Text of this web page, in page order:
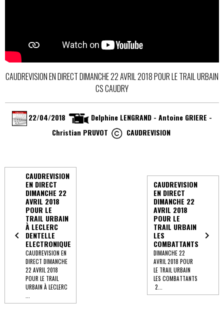
CAUDREVISION EN DIRECT DIMANCHE 22 AVRIL 2018 POUR LE TRAIL URBAIN
CS CAUDRY
22/04/2018
Delphine LENGRAND - Antoine GRIERE -
Christian PRUVO​T
CAUDREVISION
CAUDREVISION
EN DIRECT
DIMANCHE 22
AVRIL 2018
POUR LE
TRAIL URBAIN
À LECLERC
DENTELLE
ELECTRONIQUE
CAUDREVISION EN
DIRECT DIMANCHE
22 AVRIL 2018
POUR LE TRAIL
URBAIN À LECLERC
...
CAUDREVISION
EN DIRECT
DIMANCHE 22
AVRIL 2018
POUR LE
TRAIL URBAIN
LES
COMBATTANTS
DIMANCHE 22
AVRIL 2018 POUR
LE TRAIL URBAIN
LES COMBATTANTS
2...